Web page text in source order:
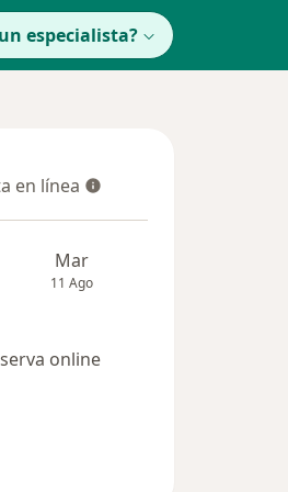
especialista?
línea
en línea
Mar
11 Ago
online